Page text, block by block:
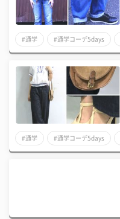
#通学 #通学コーデ5days
#通学 #通学コーデ5days